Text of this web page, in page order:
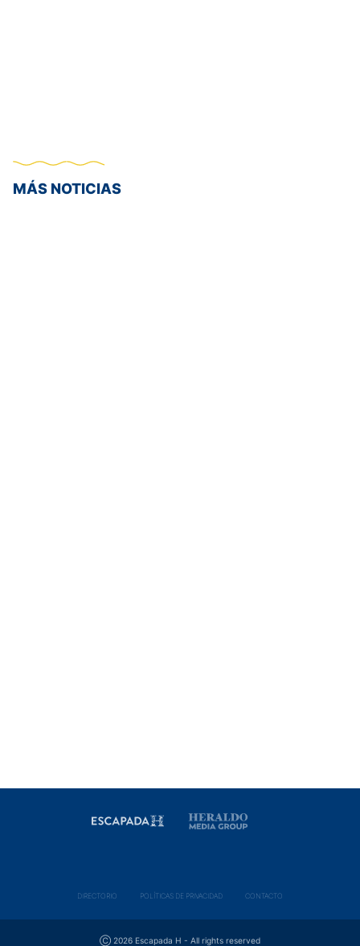
MÁS NOTICIAS
DIRECTORIO POLÍ­TICAS DE PRIVACIDAD CONTACTO
Ⓒ 2026 Escapada H - All rights reserved